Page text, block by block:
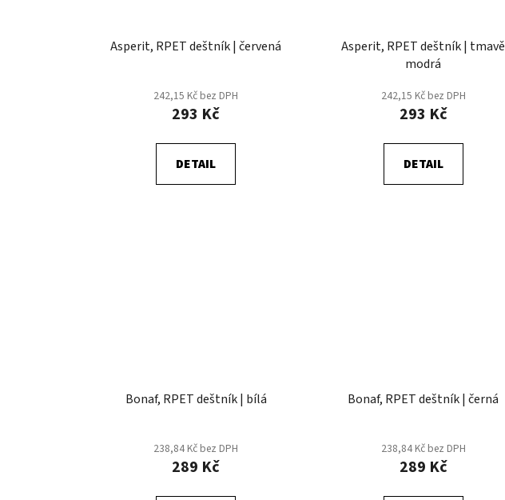
Asperit, RPET deštník | červená
242,15 Kč bez DPH
293 Kč
DETAIL
Asperit, RPET deštník | tmavě
modrá
242,15 Kč bez DPH
293 Kč
DETAIL
Bonaf, RPET deštník | bílá
238,84 Kč bez DPH
289 Kč
Bonaf, RPET deštník | černá
238,84 Kč bez DPH
289 Kč